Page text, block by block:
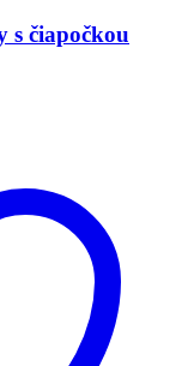
s čiapočkou